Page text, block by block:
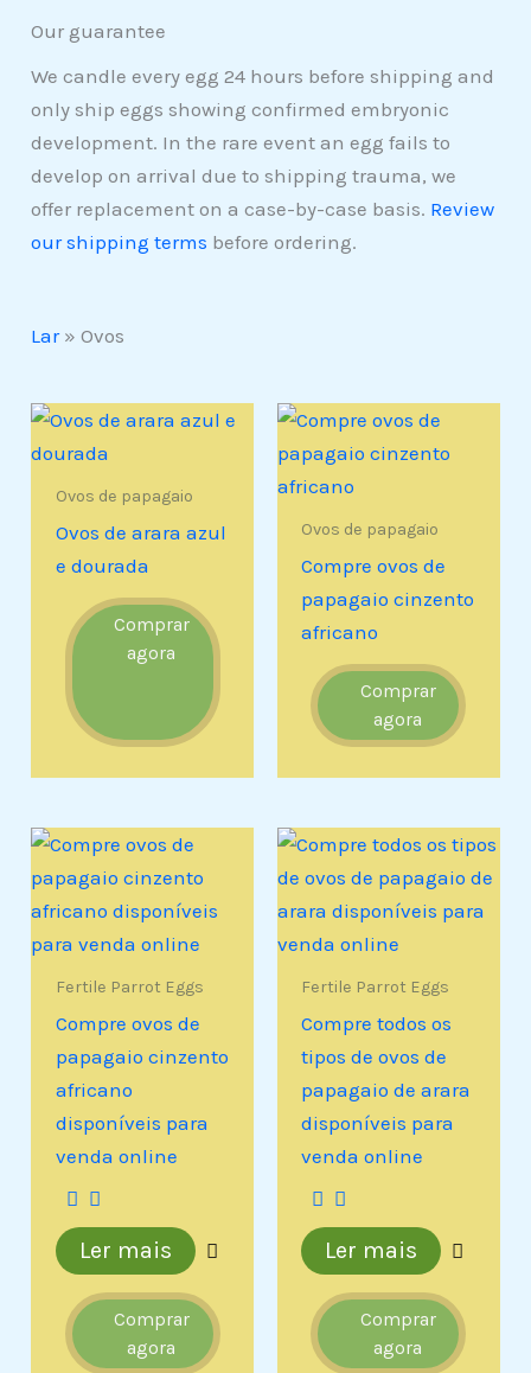
Our guarantee
We candle every egg 24 hours before shipping and
only ship eggs showing confirmed embryonic
development. In the rare event an egg fails to
develop on arrival due to shipping trauma, we
offer replacement on a case-by-case basis. Review
our shipping terms before ordering.
Lar»Ovos
Ovos de papagaio
Ovos de arara azul
e dourada
Comprar
agora
Ovos de papagaio
Compre ovos de
papagaio cinzento
africano
Comprar
agora
Fertile Parrot Eggs
Compre ovos de
papagaio cinzento
africano
disponíveis para
venda online
Ler mais
Comprar
agora
Fertile Parrot Eggs
Compre todos os
tipos de ovos de
papagaio de arara
disponíveis para
venda online
Ler mais
Comprar
agora